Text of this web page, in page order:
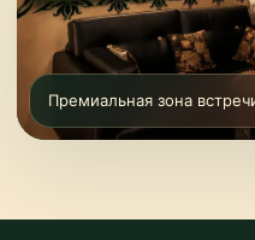
Премиальная зона